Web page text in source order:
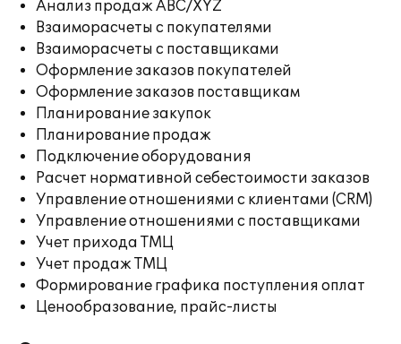
Анализ продаж ABC/XYZ
Взаиморасчеты с покупателями
Взаиморасчеты с поставщиками
Оформление заказов покупателей
Оформление заказов поставщикам
Планирование закупок
Планирование продаж
Подключение оборудования
Расчет нормативной себестоимости заказов
Управление отношениями с клиентами (CRM)
Управление отношениями с поставщиками
Учет прихода ТМЦ
Учет продаж ТМЦ
Формирование графика поступления оплат
Ценообразование, прайс-листы